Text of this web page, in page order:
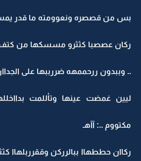
بس من قصصره ونعوومته ما قدر
ركان عصصبا كثثرو مسسكها من كتف
.. وببدون ررحممهه ضررببها على
ليين غمضت عينها وتأللمت
مكتووم ..: آآهـ
ركاان حططهاا ببالرركن وققرربلهاا